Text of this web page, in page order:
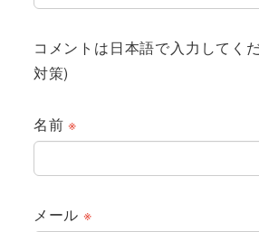
コメントは日本語で入力してく
対策)
名前※
メール ※